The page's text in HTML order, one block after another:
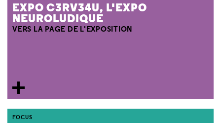
EXPO C3RV34U, L'EXPO
NEUROLUDIQUE
VERS LA PAGE DE L'EXPOSITION
FOCUS